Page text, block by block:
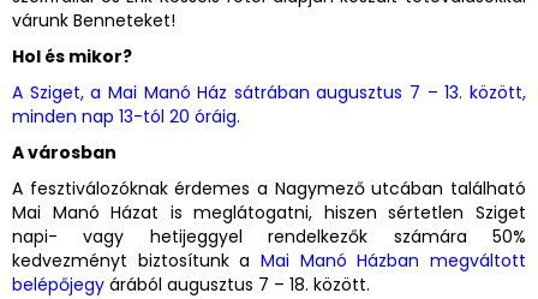
várunk Benneteket!
Hol és mikor?
A Sziget, a Mai Manó Ház sátrában augusztus 7 – 13. között,
minden nap 13-tól 20 óráig.
A városban
A fesztiválozóknak érdemes a Nagymező utcában található
Mai Manó Házat is meglátogatni, hiszen sértetlen Sziget
napi- vagy hetijeggyel rendelkezők számára 50%
kedvezményt biztosítunk a Mai Manó Házban megváltott
belépőjegy árából augusztus 7 – 18. között.